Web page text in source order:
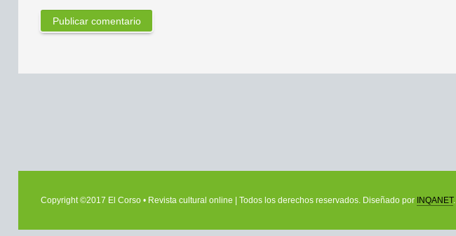
Copyright ©2017 El Corso • Revista cultural online | Todos los derechos reservados. Diseñado por INQANET.